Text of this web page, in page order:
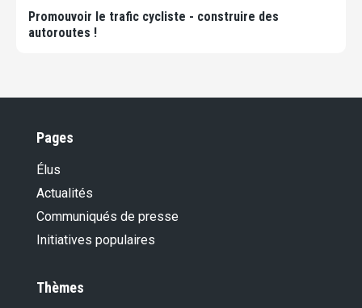
Promouvoir le trafic cycliste - construire des
autoroutes !
Pages
Élus
Actualités
Communiqués de presse
Initiatives populaires
Thèmes